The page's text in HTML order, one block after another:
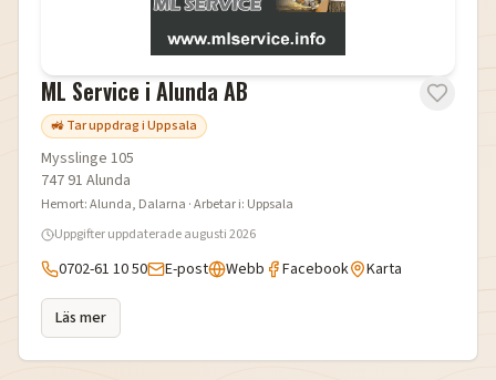
ML Service i Alunda AB
🚜 Tar uppdrag i Uppsala
Mysslinge 105
747 91 Alunda
Hemort:Alunda, Dalarna · Arbetar i: Uppsala
Uppgifter uppdateradeaugusti 2026
0702-61 10 50 E-post Webb Facebook Karta
Läs mer